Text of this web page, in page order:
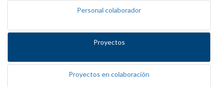
Personal colaborador
Proyectos
Proyectos en colaboración